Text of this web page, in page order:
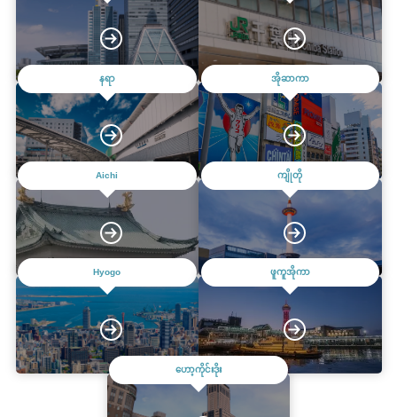
နရာ အိုဆာကာ
Aichi ကျိုတို
Hyogo ဖူကူအိုကာ
ဟော့ကိုင်းဒိုး